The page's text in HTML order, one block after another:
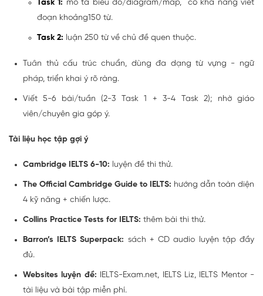
Task 1: mô tả biểu đồ/diagram/map, có khả năng viết
đoạn khoảng150 từ.
Task 2: luận 250 từ về chủ đề quen thuộc.
Tuân thủ cấu trúc chuẩn, dùng đa dạng từ vựng - ngữ
pháp, triển khai ý rõ ràng.
Viết 5-6 bài/tuần (2-3 Task 1 + 3-4 Task 2); nhờ giáo
viên/chuyên gia góp ý.
Tài liệu học tập gợi ý
Cambridge IELTS 6-10: luyện đề thi thử.
The Official Cambridge Guide to IELTS: hướng dẫn toàn diện
4 kỹ năng + chiến lược.
Collins Practice Tests for IELTS: thêm bài thi thử.
Barron’s IELTS Superpack: sách + CD audio luyện tập đầy
đủ.
Websites luyện đề: IELTS-Exam.net, IELTS Liz, IELTS Mentor -
tài liệu và bài tập miễn phí.